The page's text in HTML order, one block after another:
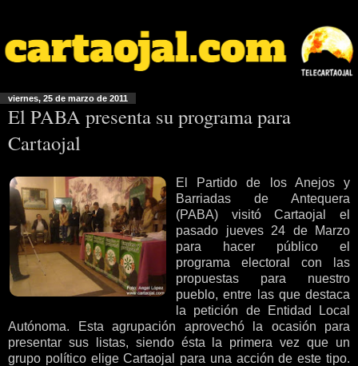
viernes, 25 de marzo de 2011
El PABA presenta su programa para
Cartaojal
El Partido de los Anejos y
Barriadas de Antequera
(PABA) visitó Cartaojal el
pasado jueves 24 de Marzo
para hacer público el
programa electoral con las
propuestas para nuestro
pueblo, entre las que destaca
la petición de Entidad Local
Autónoma. Esta agrupación aprovechó la ocasión para
presentar sus listas, siendo ésta la primera vez que un
grupo político elige Cartaojal para una acción de este tipo.